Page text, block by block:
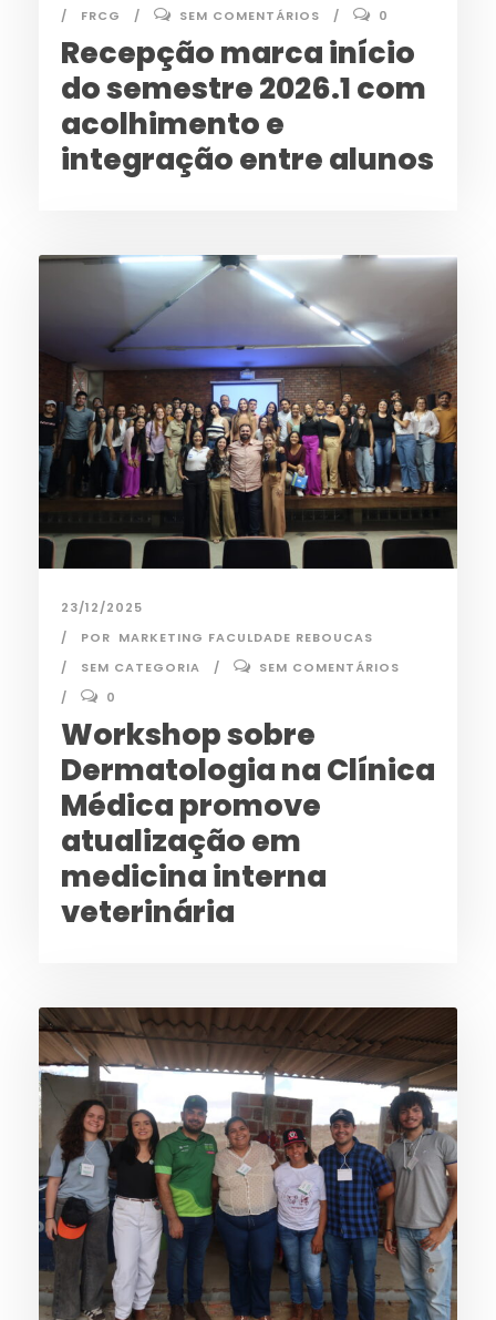
FRCG
SEM COMENTÁRIOS 0
Recepção marca início
do semestre 2026.1 com
acolhimento e
integração entre alunos
23/12/2025
POR MARKETING FACULDADE REBOUCAS
SEM CATEGORIA
SEM COMENTÁRIOS
0
Workshop sobre
Dermatologia na Clínica
Médica promove
atualização em
medicina interna
veterinária